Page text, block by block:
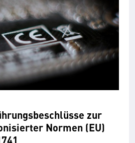
zur
Normen (EU)